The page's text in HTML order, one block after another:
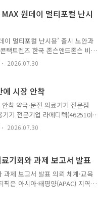
적을달성했다. 영업이익은24%
를 기록했다. 지역별 매출
북미..
원데이 멀티포컬 난시
이 멀티포컬 난시용’ 출시 노안과
택트렌즈 한국 존슨앤드존슨 비
동시에 교정할 수 있는 국내
브 오아시스 MAX 원데이 멀티
포컬 콘택트렌즈 시장의 성장
노안은 40대 이후 본격적으로 시
함께 경험하는 것으로 알려져
나타나는 대표적인 시력 문제 ..
2026.07.30
시장 안착
착 약국·문전 의료기기 전문점
기 전문기업 라메디텍(462510)
Glu)’가 출시 한 달
활용 사례를 확보하며 국내 혈
있다. 최근에는 종로 및 병원 인
비자 접근성을 강화하고 있다. 출
는 크라우드펀딩 플랫폼 와디즈
2026.07.30
기회와 과제 보고서 발표
제 보고서 발표 의뢰 체계·교육
은 아시아·태평양(APAC) 지역
심방세동 치료의 새로운 기회와
스장 절제술, 가능성에서 실제